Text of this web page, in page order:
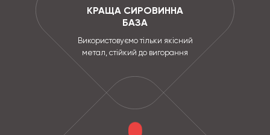
КРАЩА СИРОВИННА
БАЗА
Використовуємо тільки якісний
метал, стійкий до вигорання